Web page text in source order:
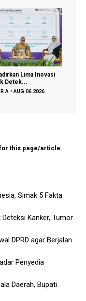
Lima Inovasi
Detek...
A •AUG 06 2026
this page/article.
Simak 5 Fakta
Kanker, Tumor
DPRD agar Berjalan
Penyedia
Daerah, Bupati